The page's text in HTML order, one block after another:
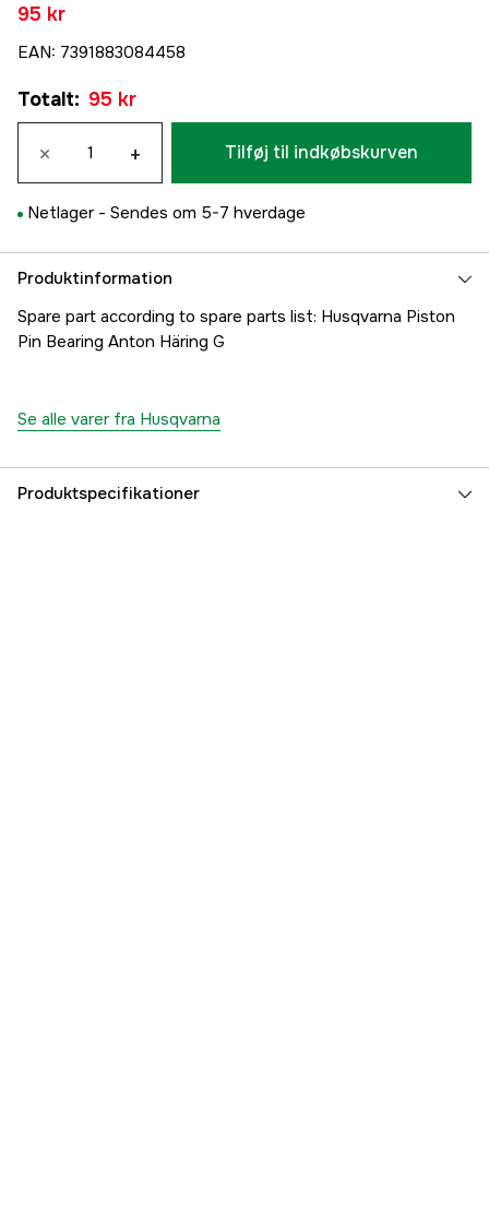
95 kr
EAN: 7391883084458
Totalt: 95 kr
× + Tilføj til indkøbskurven
Netlager - Sendes om 5-7 hverdage
Produktinformation
Spare part according to spare parts list: Husqvarna Piston
Pin Bearing Anton Häring G
Se alle varer fra Husqvarna
Produktspecifikationer